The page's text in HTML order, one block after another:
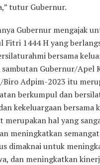
tutur Gubernur.
Gubernur mengajak
Fitri 1444 H yang
bersama
Gubernur/Apel
Adpim-2023 itu
berkumpul dan
kekeluargaan bersama
merupakan hal yang
meningkatkan
dimaknai untuk
dan meningkatkan